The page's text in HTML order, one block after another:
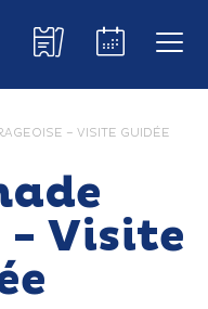
– VISITE GUIDÉE
- Visite